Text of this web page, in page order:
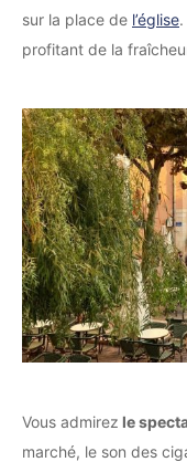
sur la place de l’église
profitant de la
Vous admirez le
marché, le son des